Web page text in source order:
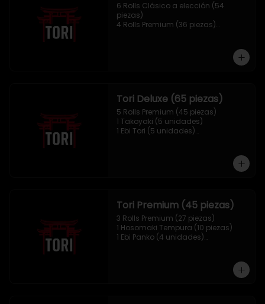
6 Rolls Clásico a elección (54
piezas)
4 Rolls Premium (36 piezas)
Tori Deluxe (65 piezas)
5 Rolls Premium (45 piezas)
1 Takoyaki (5 unidades)
1 Ebi Tori (5 unidades)
Tori Premium (45 piezas)
3 Rolls Premium (27 piezas)
1 Hosomaki Tempura (10 piezas)
1 Ebi Panko (4 unidades)